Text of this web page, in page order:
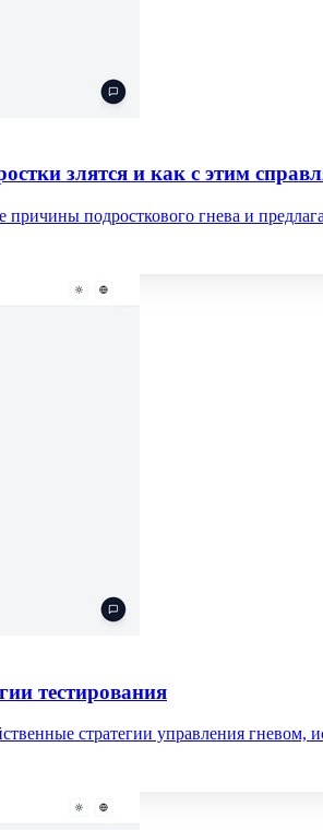
злятся и как с этим
подросткового гнева и
тестирования
стратегии управления гневом,